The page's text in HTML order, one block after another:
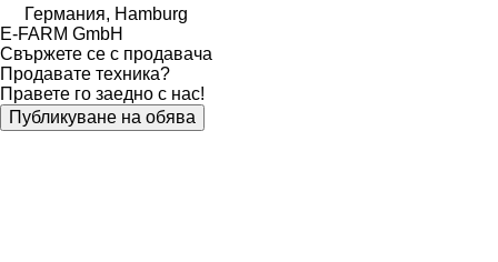
Германия, Hamburg
E-FARM GmbH
Свържете се с продавача
Продавате техника?
Правете го заедно с нас!
Публикуване на обява